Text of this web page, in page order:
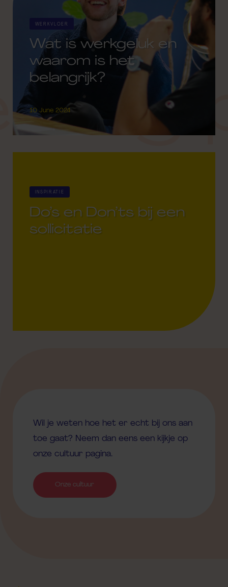
blog
WERKVLOER
Wat is werkgeluk en
waarom is het
belangrijk?
10 June 2024
INSPIRATIE
Do’s en Don’ts bij een
sollicitatie
Wil je weten hoe het er echt bij ons aan
toe gaat? Neem dan eens een kijkje op
onze cultuur pagina.
Onze cultuur